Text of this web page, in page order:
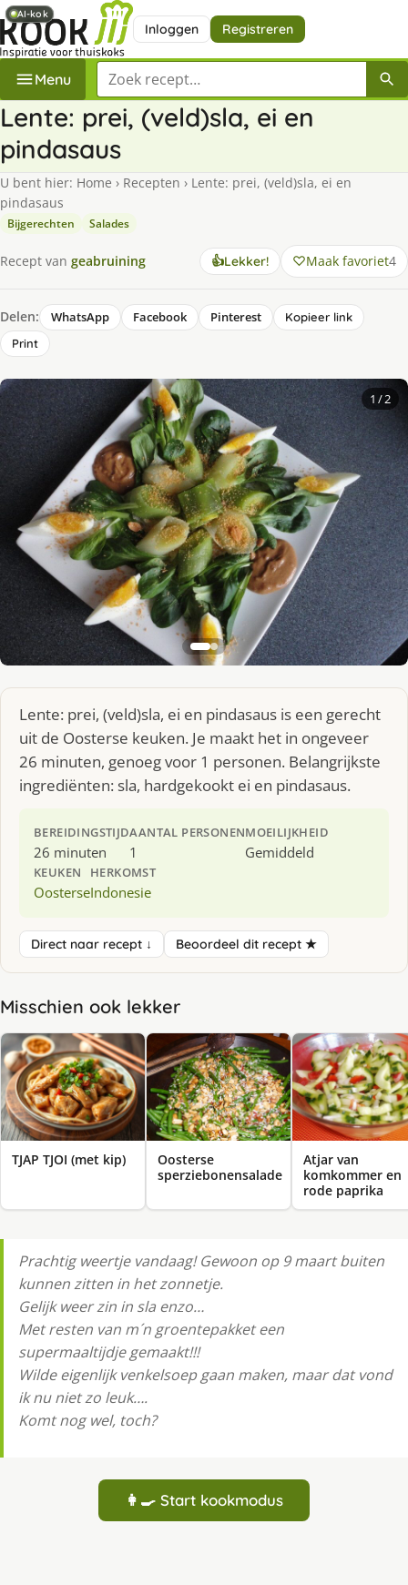
Inloggen Registreren
Menu Zoek een recept
Lente: prei, (veld)sla, ei en
pindasaus
U bent hier: Home › Recepten › Lente: prei, (veld)sla, ei en
pindasaus
Bijgerechten Salades
Recept van geabruining 👍Lekker! Maak favoriet4
Delen: WhatsApp Facebook Pinterest
Kopieer link
Print
1 / 2
Lente: prei, (veld)sla, ei en pindasaus is een gerecht
uit de Oosterse keuken. Je maakt het in ongeveer
26 minuten, genoeg voor 1 personen. Belangrijkste
ingrediënten: sla, hardgekookt ei en pindasaus.
BEREIDINGSTIJD
26 minuten
AANTAL PERSONEN
1
MOEILIJKHEID
Gemiddeld
KEUKEN
Oosterse
HERKOMST
Indonesie
Direct naar recept ↓ Beoordeel dit recept ★
Misschien ook lekker
AI-kok
TJAP TJOI (met kip)
Oosterse
sperziebonensalade
Atjar van
komkommer en
rode paprika
AI-kok
Prachtig weertje vandaag! Gewoon op 9 maart buiten
kunnen zitten in het zonnetje.
Gelijk weer zin in sla enzo…
Met resten van m´n groentepakket een
supermaaltijdje gemaakt!!!
Wilde eigenlijk venkelsoep gaan maken, maar dat vond
ik nu niet zo leuk….
Komt nog wel, toch?
👩‍🍳 Start kookmodus